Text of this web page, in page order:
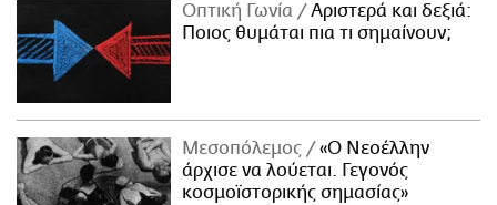
Οπτική Γωνία
Αριστερά και δεξιά:
Ποιος θυμάται πια τι σημαίνουν;
Μεσοπόλεμος
«Ο Νεοέλλην
άρχισε να λούεται. Γεγονός
κοσμοϊστορικής σημασίας»